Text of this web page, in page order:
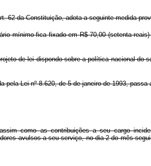
62 da Constituição, adota a seguinte medida
mínimo fica fixado em R$ 70,00 (setenta
de lei dispondo sobre a política nacional
pela Lei nº 8.620, de 5 de janeiro de 1993,
como as contribuições a seu cargo
avulsos a seu serviço, no dia 2 do mês